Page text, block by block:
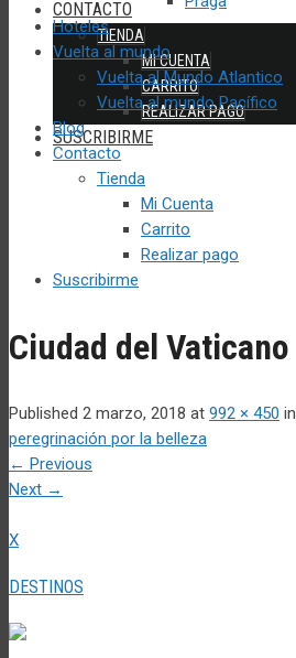
CONTACTO
TIENDA
MI CUENTA
CARRITO
REALIZAR PAGO
SUSCRIBIRME
Hoteles
Vuelta al mundo
Vuelta al Mundo Atlantico
Vuelta al mundo Pacífico
Blog
Contacto
Tienda
Mi Cuenta
Carrito
Realizar pago
Suscribirme
Ciudad del Vaticano
Published 2 marzo, 2018 at 992 × 450 in
peregrinación por la belleza
← Previous
Next →
X
DESTINOS